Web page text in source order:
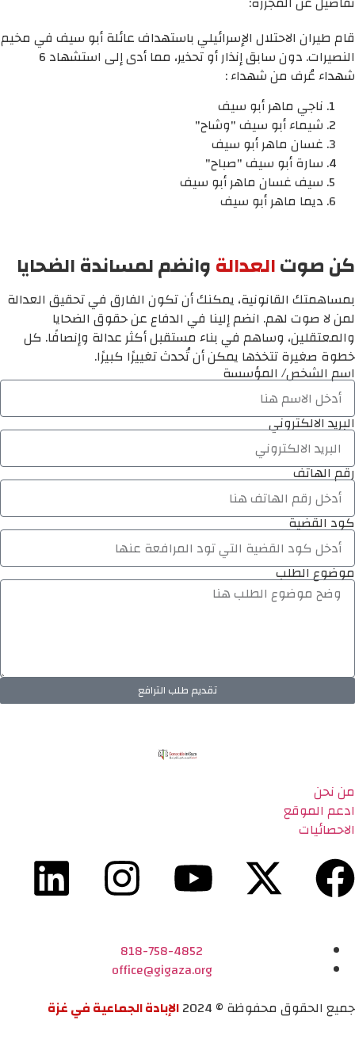
قام طيران الاحتلال الإسرائيلي باستهداف عائلة أبو سيف في مخيم
النصيرات. دون سابق إنذار أو تحذير، مما أدى إلى استشهاد 6
شهداء عُرف من شهداء :
ناجي ماهر أبو سيف
شيماء أبو سيف "وشاح"
غسان ماهر أبو سيف
سارة أبو سيف "صباح"
سيف غسان ماهر أبو سيف
ديما ماهر أبو سيف
كن صوتالعدالةوانضم لمساندة الضحايا
بمساهمتك القانونية، يمكنك أن تكون الفارق في تحقيق العدالة
لمن لا صوت لهم. انضم إلينا في الدفاع عن حقوق الضحايا
والمعتقلين، وساهم في بناء مستقبل أكثر عدالة وإنصافًا. كل
خطوة صغيرة تتخذها يمكن أن تُحدث تغييرًا كبيرًا.
اسم الشخص/ المؤسسة
البريد الالكتروني
رقم الهاتف
كود القضية
موضوع الطلب
تقديم طلب الترافع
من نحن
ادعم الموقع
الاحصائيات
818-758-4852
office@gigaza.org
جميع الحقوق محفوظة © 2024
الإبادة الجماعية في غزة